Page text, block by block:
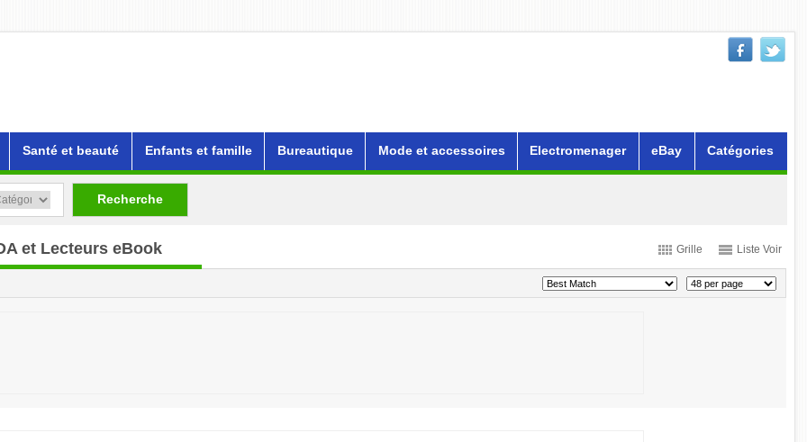
Santé et beauté Enfants et famille Bureautique Mode et accessoires Electromenager eBay Catégories
Recherche
Grille Liste Voir
et Lecteurs eBook